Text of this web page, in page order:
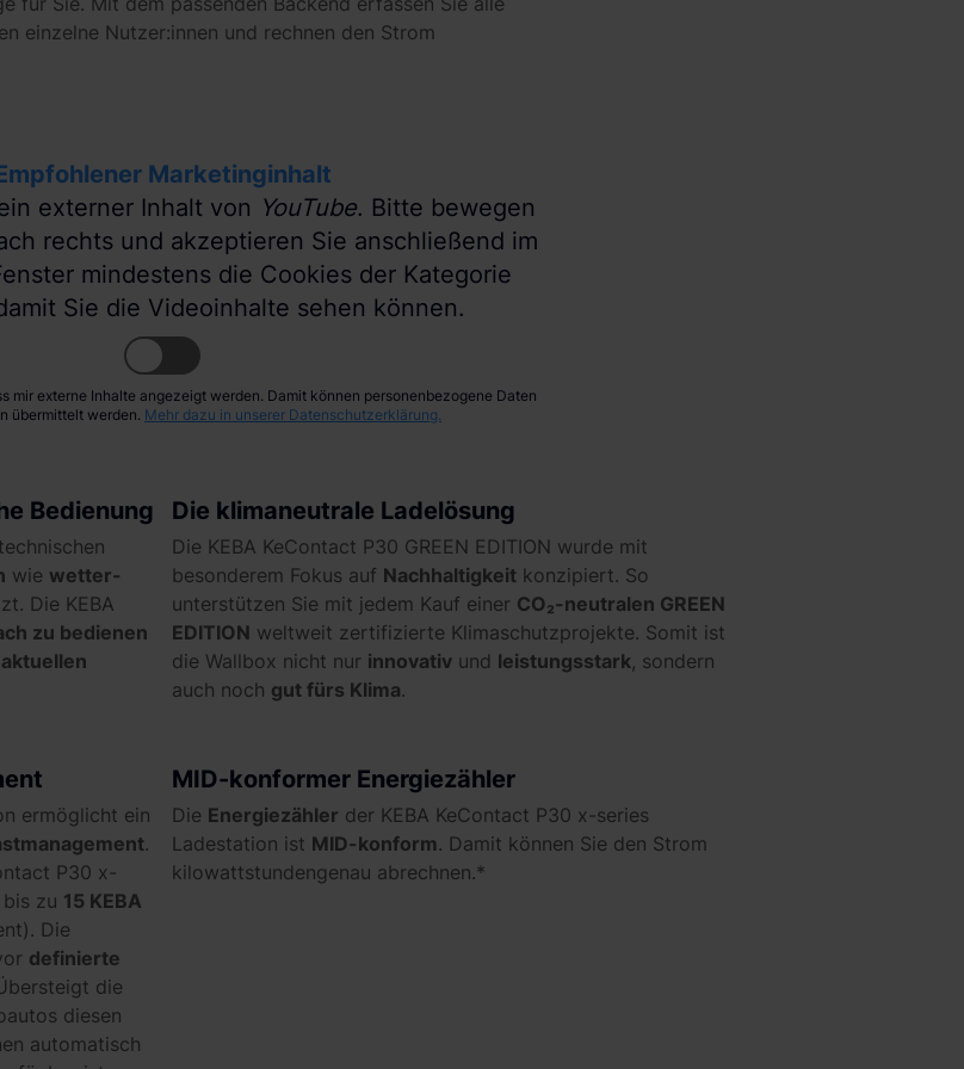
einzelne Nutzer:innen und rechnen den Strom
Marketinginhalt
externer Inhalt von YouTube. Bitte bewegen
rechts und akzeptieren Sie anschließend im
mindestens die Cookies der Kategorie
Sie die Videoinhalte sehen können.
mir externe Inhalte angezeigt werden. Damit können personenbezogene Daten
übermittelt werden. Mehr dazu in unserer Datenschutzerklärung.
Bedienung
wie wetter-
Die KEBA
zu bedienen
aktuellen
Die klimaneutrale Ladelösung
Die KEBA KeContact P30 GREEN EDITION wurde mit
besonderem Fokus auf Nachhaltigkeitkonzipiert. So
unterstützen Sie mit jedem Kauf einer CO₂-neutralen GREEN
EDITION weltweit zertifizierte Klimaschutzprojekte. Somit ist
die Wallbox nicht nur innovativund leistungsstark, sondern
auch noch gut fürs Klima.
ermöglicht ein
.
P30 x-
zu 15 KEBA
Die
definierte
die
diesen
automatisch
MID-konformer Energiezähler
Die Energiezähler der KEBA KeContact P30 x-series
Ladestation ist MID-konform. Damit können Sie den Strom
kilowattstundengenau abrechnen.*